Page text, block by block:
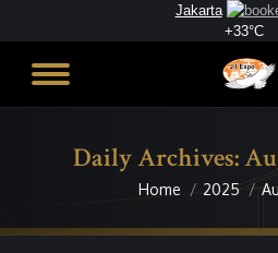
Jakarta
+33°C
Daily Archives:
You are here:
Home 2025